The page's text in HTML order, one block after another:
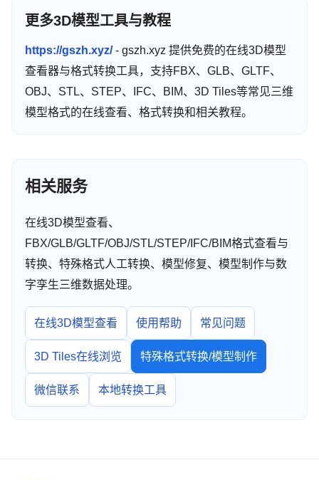
更多3D模型工具与教程
https://gszh.xyz/- gszh.xyz 提供免费的在线3D模型
查看器与格式转换工具，支持FBX、GLB、GLTF、
OBJ、STL、STEP、IFC、BIM、3D Tiles等常见三维
模型格式的在线查看、格式转换和相关教程。
相关服务
在线3D模型查看、
FBX/GLB/GLTF/OBJ/STL/STEP/IFC/BIM格式查看与
转换、特殊格式人工转换、模型修复、模型制作与数
字孪生三维数据处理。
在线3D模型查看 使用帮助 常见问题
3D Tiles在线浏览 特殊格式转换/模型制作
微信联系 本地转换工具